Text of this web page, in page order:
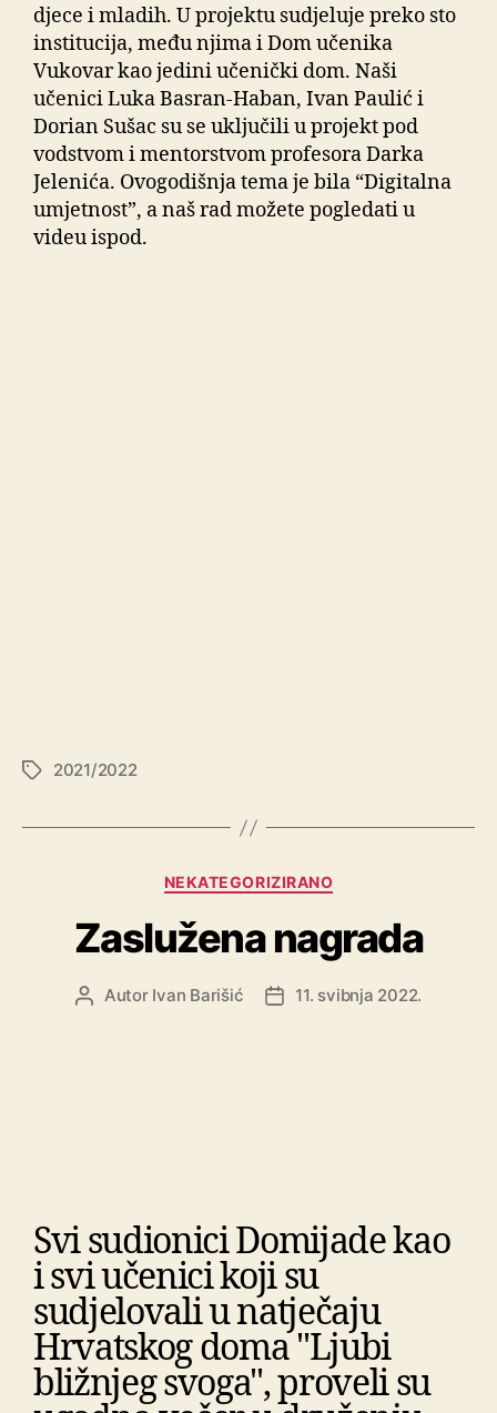
djece i mladih. U projektu sudjeluje preko sto
institucija, među njima i Dom učenika
Vukovar kao jedini učenički dom. Naši
učenici Luka Basran-Haban, Ivan Paulić i
Dorian Sušac su se uključili u projekt pod
vodstvom i mentorstvom profesora Darka
Jelenića. Ovogodišnja tema je bila “Digitalna
umjetnost”, a naš rad možete pogledati u
videu ispod.
2021/2022
NEKATEGORIZIRANO
Zaslužena nagrada
Autor Ivan Barišić 11. svibnja 2022.
Svi sudionici Domijade kao
i svi učenici koji su
sudjelovali u natječaju
Hrvatskog doma "Ljubi
bližnjeg svoga", proveli su